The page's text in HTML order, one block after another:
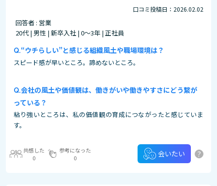
口コミ投稿日：2026.02.02
回答者 : 営業
20代 | 男性 | 新卒入社 | 0～3年 | 正社員
“ウチらしい”と感じる組織風土や職場環境は？
スピード感が早いところ。諦めないところ。
会社の風土や価値観は、働きがいや働きやすさにどう繋が
っている？
粘り強いところは、私の価値観の育成につながったと感じていま
す。
共感した
0
参考になった
0
会いたい ?